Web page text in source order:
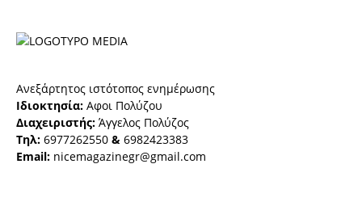
Ανεξάρτητος ιστότοπος ενημέρωσης
Ιδιοκτησία: Αφοι Πολύζου
Διαχειριστής: Άγγελος Πολύζος
Τηλ: 6977262550 & 6982423383
Email: nicemagazinegr@gmail.com